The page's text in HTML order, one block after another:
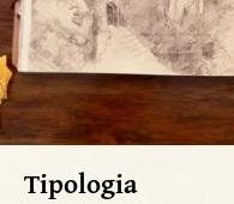
Tipologia